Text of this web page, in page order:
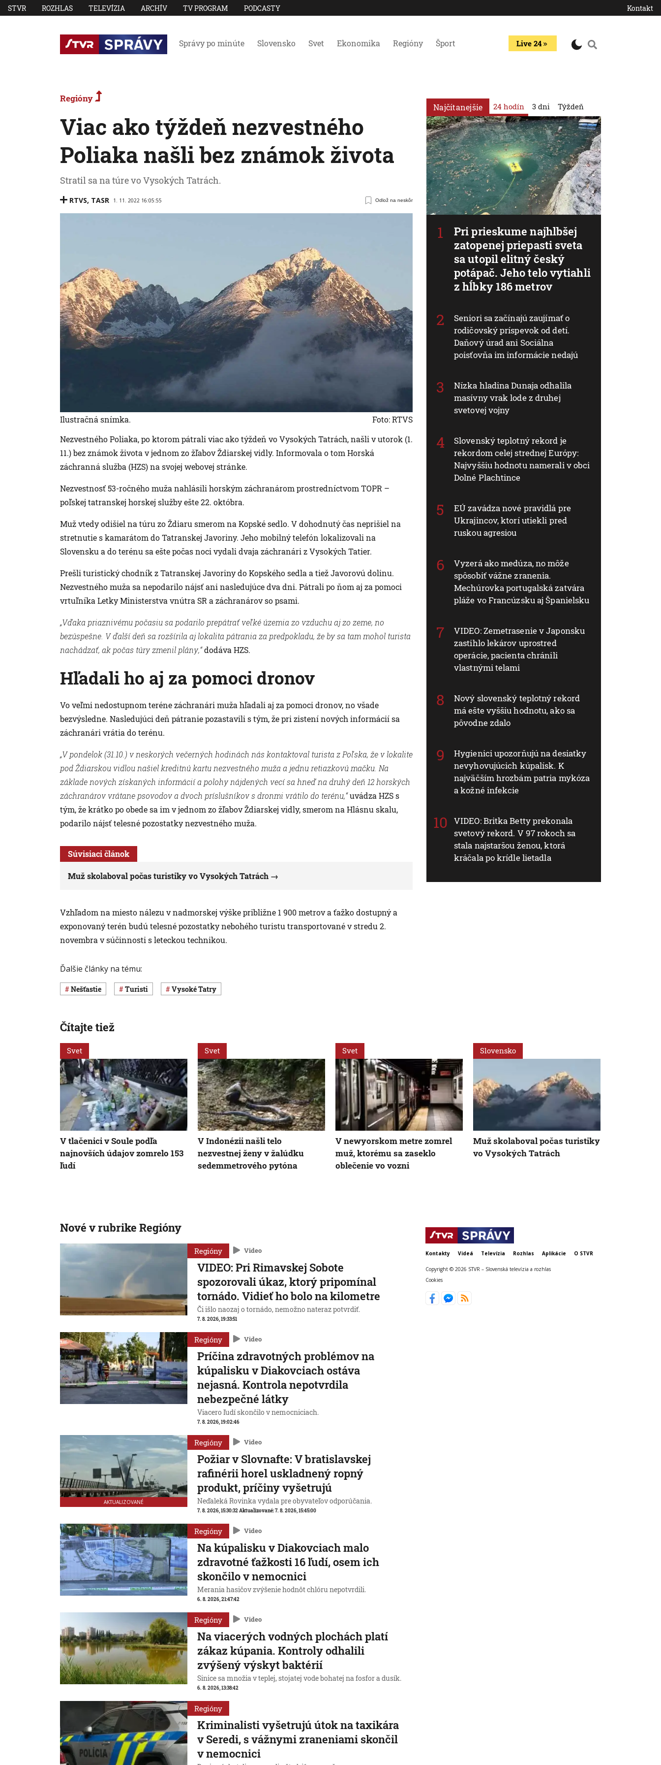
STVR ROZHLAS TELEVÍZIA ARCHÍV TV PROGRAM PODCASTY Kontakt
Správy po minúte Slovensko Svet Ekonomika Regióny Šport Live 24
Regióny
Viac ako týždeň nezvestného
Poliaka našli bez známok života
Stratil sa na túre vo Vysokých Tatrách.
RTVS, TASR 1. 11. 2022 16:05:55 Odlož na neskôr
Ilustračná snímka.
Foto: RTVS
Nezvestného Poliaka, po ktorom pátrali viac ako týždeň vo Vysokých Tatrách, našli v utorok (1.
11.) bez známok života v jednom zo žľabov Ždiarskej vidly. Informovala o tom Horská
záchranná služba (HZS) na svojej webovej stránke.
Nezvestnosť 53-ročného muža nahlásili horským záchranárom prostredníctvom TOPR –
poľskej tatranskej horskej služby ešte 22. októbra.
Muž vtedy odišiel na túru zo Ždiaru smerom na Kopské sedlo. V dohodnutý čas neprišiel na
stretnutie s kamarátom do Tatranskej Javoriny. Jeho mobilný telefón lokalizovali na
Slovensku a do terénu sa ešte počas noci vydali dvaja záchranári z Vysokých Tatier.
Prešli turistický chodník z Tatranskej Javoriny do Kopského sedla a tiež Javorovú dolinu.
Nezvestného muža sa nepodarilo nájsť ani nasledujúce dva dni. Pátrali po ňom aj za pomoci
vrtuľníka Letky Ministerstva vnútra SR a záchranárov so psami.
„Vďaka priaznivému počasiu sa podarilo prepátrať veľké územia zo vzduchu aj zo zeme, no
bezúspešne. V ďalší deň sa rozšírila aj lokalita pátrania za predpokladu, že by sa tam mohol turista
nachádzať, ak počas túry zmenil plány,“dodáva HZS.
Hľadali ho aj za pomoci dronov
Vo veľmi nedostupnom teréne záchranári muža hľadali aj za pomoci dronov, no všade
bezvýsledne. Nasledujúci deň pátranie pozastavili s tým, že pri zistení nových informácií sa
záchranári vrátia do terénu.
„V pondelok (31.10.) v neskorých večerných hodinách nás kontaktoval turista z Poľska, že v lokalite
pod Ždiarskou vidlou našiel kreditnú kartu nezvestného muža a jednu retiazkovú mačku. Na
základe nových získaných informácií a polohy nájdených vecí sa hneď na druhý deň 12 horských
záchranárov vrátane psovodov a dvoch príslušníkov s dronmi vrátilo do terénu,“uvádza HZS s
tým, že krátko po obede sa im v jednom zo žľabov Ždiarskej vidly, smerom na Hlásnu skalu,
podarilo nájsť telesné pozostatky nezvestného muža.
Súvisiaci článok
Muž skolaboval počas turistiky vo Vysokých Tatrách
Vzhľadom na miesto nálezu v nadmorskej výške približne 1 900 metrov a ťažko dostupný a
exponovaný terén budú telesné pozostatky nebohého turistu transportované v stredu 2.
novembra v súčinnosti s leteckou technikou.
Ďalšie články na tému:
nešťastie turisti Vysoké Tatry
Najčítanejšie 24 hodín
Pri prieskume najhlbšej
zatopenej priepasti sveta
sa utopil elitný český
potápač. Jeho telo vytiahli
z hĺbky 186 metrov
Seniori sa začínajú zaujímať o
rodičovský príspevok od detí.
Daňový úrad ani Sociálna
poisťovňa im informácie nedajú
Nízka hladina Dunaja odhalila
masívny vrak lode z druhej
svetovej vojny
Slovenský teplotný rekord je
rekordom celej strednej Európy:
Najvyššiu hodnotu namerali v obci
Dolné Plachtince
EÚ zavádza nové pravidlá pre
Ukrajincov, ktorí utiekli pred
ruskou agresiou
Vyzerá ako medúza, no môže
spôsobiť vážne zranenia.
Mechúrovka portugalská zatvára
pláže vo Francúzsku aj Španielsku
VIDEO: Zemetrasenie v Japonsku
zastihlo lekárov uprostred
operácie, pacienta chránili
vlastnými telami
Nový slovenský teplotný rekord
má ešte vyššiu hodnotu, ako sa
pôvodne zdalo
Hygienici upozorňujú na desiatky
nevyhovujúcich kúpalísk. K
najväčším hrozbám patria mykóza
a kožné infekcie
VIDEO: Britka Betty prekonala
svetový rekord. V 97 rokoch sa
stala najstaršou ženou, ktorá
kráčala po krídle lietadla
3 dni Týždeň
Čítajte tiež
Svet
V tlačenici v Soule podľa
najnovších údajov zomrelo 153
ľudí
Svet
V Indonézii našli telo
nezvestnej ženy v žalúdku
sedemmetrového pytóna
Svet
V newyorskom metre zomrel
muž, ktorému sa zaseklo
oblečenie vo vozni
Slovensko
Muž skolaboval počas turistiky
vo Vysokých Tatrách
Nové v rubrike Regióny
Regióny Video
VIDEO: Pri Rimavskej Sobote
spozorovali úkaz, ktorý pripomínal
tornádo. Vidieť ho bolo na kilometre
Či išlo naozaj o tornádo, nemožno nateraz potvrdiť.
7. 8. 2026, 19:33:51
Regióny Video
Príčina zdravotných problémov na
kúpalisku v Diakovciach ostáva
nejasná. Kontrola nepotvrdila
nebezpečné látky
Viacero ľudí skončilo v nemocniciach.
7. 8. 2026, 19:02:46
AKTUALIZOVANÉ
Regióny Video
Požiar v Slovnafte: V bratislavskej
rafinérii horel uskladnený ropný
produkt, príčiny vyšetrujú
Neďaleká Rovinka vydala pre obyvateľov odporúčania.
7. 8. 2026, 15:30:32Aktualizované:7. 8. 2026, 15:45:00
Regióny Video
Na kúpalisku v Diakovciach malo
zdravotné ťažkosti 16 ľudí, osem ich
skončilo v nemocnici
Merania hasičov zvýšenie hodnôt chlóru nepotvrdili.
6. 8. 2026, 21:47:42
Regióny Video
Na viacerých vodných plochách platí
zákaz kúpania. Kontroly odhalili
zvýšený výskyt baktérií
Sinice sa množia v teplej, stojatej vode bohatej na fosfor a dusík.
6. 8. 2026, 13:38:42
Regióny
Kriminalisti vyšetrujú útok na taxikára
v Seredi, s vážnymi zraneniami skončil
v nemocnici
Kontakty Videá Televízia Rozhlas Aplikácie O STVR
Copyright © 2026 STVR – Slovenská televízia a rozhlas
Cookies